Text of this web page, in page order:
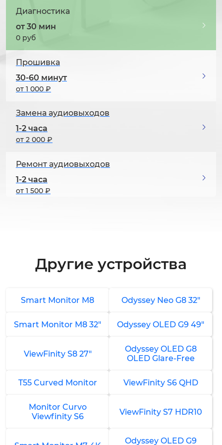
Диагностика
от 30 мин
0 руб
Прошивка
30-60 минут
от 1 000 ₽
Замена аудиовыходов
1-2 часа
от 2 000 ₽
Ремонт аудиовыходов
1-2 часа
от 1 500 ₽
Замена динамиков
Настройка и калибровка цветов
1-1.5 часа
Ремонт системы регулировки яркости
Другие устройства
Smart Monitor M8 Odyssey Neo G8 32"
Smart Monitor M8 32" Odyssey OLED G9 49"
ViewFinity S8 27"
Odyssey OLED G8
OLED Glare-Free
T55 Curved Monitor ViewFinity S6 QHD
Monitor Curvo
Viewfinity S6
ViewFinity S7 HDR10
Odyssey OLED G9